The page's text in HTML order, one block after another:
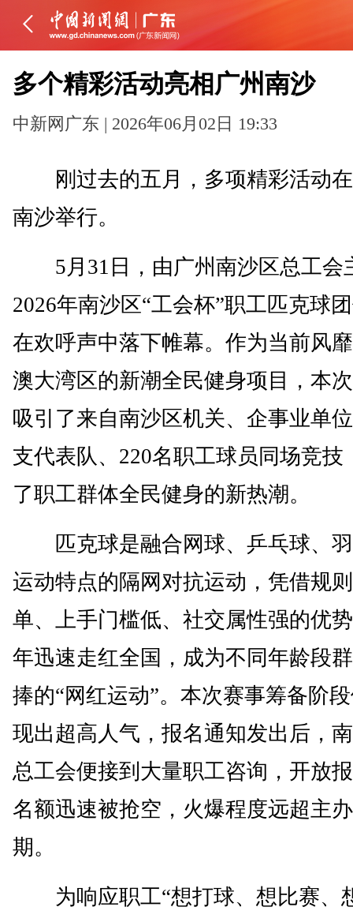
多个精彩活动亮相广州南沙
中新网广东 | 2026年06月02日 19:33
刚过去的五月，多项精彩活动
南沙举行。
5月31日，由广州南沙区总工会
2026年南沙区“工会杯”职工匹克球
在欢呼声中落下帷幕。作为当前风
澳大湾区的新潮全民健身项目，本
吸引了来自南沙区机关、企事业单
支代表队、220名职工球员同场竞技
了职工群体全民健身的新热潮。
匹克球是融合网球、乒乓球、
运动特点的隔网对抗运动，凭借规
单、上手门槛低、社交属性强的优
年迅速走红全国，成为不同年龄段
捧的“网红运动”。本次赛事筹备阶
现出超高人气，报名通知发出后，
总工会便接到大量职工咨询，开放
名额迅速被抢空，火爆程度远超主
期。
为响应职工“想打球、想比赛、